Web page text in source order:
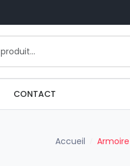
CONTACT
Accueil Armoire